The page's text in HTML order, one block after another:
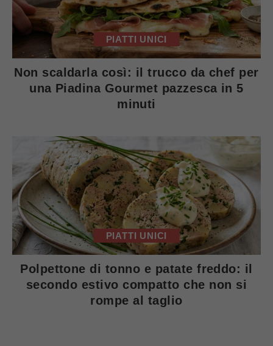
PIATTI UNICI
Non scaldarla così: il trucco da chef per
una Piadina Gourmet pazzesca in 5
minuti
PIATTI UNICI
Polpettone di tonno e patate freddo: il
secondo estivo compatto che non si
rompe al taglio